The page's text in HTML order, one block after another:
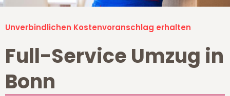
Unverbindlichen Kostenvoranschlag erhalten
Full-Service Umzug in
Bonn